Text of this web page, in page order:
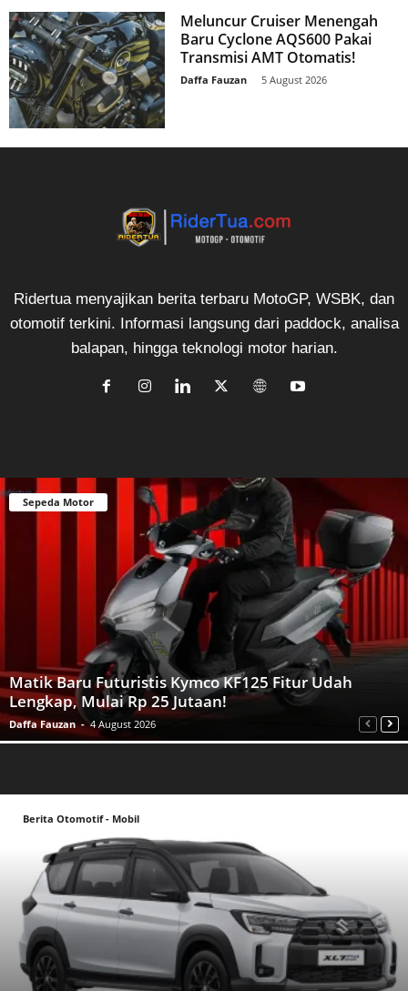
Meluncur Cruiser Menengah
Baru Cyclone AQS600 Pakai
Transmisi AMT Otomatis!
Daffa Fauzan 5 August 2026
Ridertua menyajikan berita terbaru MotoGP, WSBK, dan
otomotif terkini. Informasi langsung dari paddock, analisa
balapan, hingga teknologi motor harian.
Sepeda Motor
Matik Baru Futuristis Kymco KF125 Fitur Udah
Lengkap, Mulai Rp 25 Jutaan!
Daffa Fauzan - 4 August 2026
Berita Otomotif - Mobil